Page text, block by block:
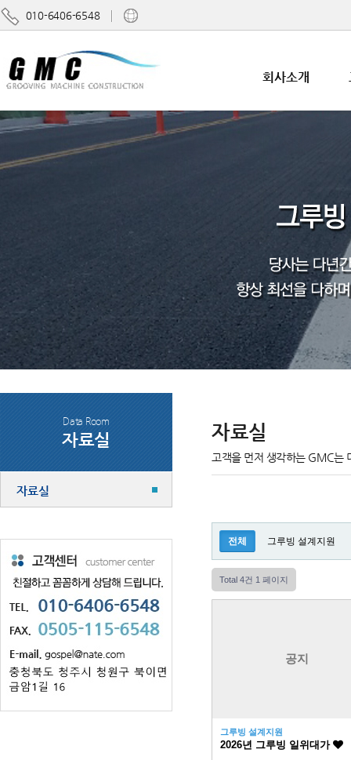
010-6406-6548
회사소개
Data Room
자료실
자료실
자료실
고객을 먼저 생각하는 GMC는
전체 그루빙 설계지원
Total 4건 1 페이지
공지
그루빙 설계지원
2026년 그루빙 일위대가